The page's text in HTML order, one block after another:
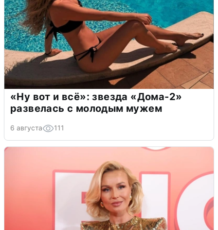
«Ну вот и всё»: звезда «Дома-2»
развелась с молодым мужем
6 августа 111